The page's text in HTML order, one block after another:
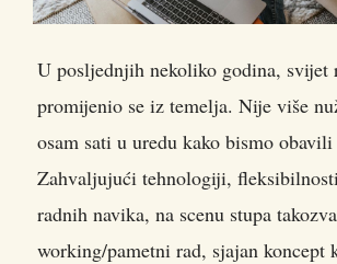
U posljednjih nekoliko godina, svijet
promijenio se iz temelja. Nije više
osam sati u uredu kako bismo obavili
Zahvaljujući tehnologiji,
radnih navika, na scenu stupa
working/pametni rad, sjajan koncept